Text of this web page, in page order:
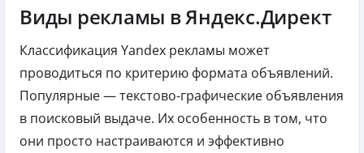
Виды рекламы в Яндекс.Директ
Классификация Yandex рекламы может
проводиться по критерию формата объявлений.
Популярные — текстово-графические объявления
в поисковый выдаче. Их особенность в том, что
они просто настраиваются и эффективно